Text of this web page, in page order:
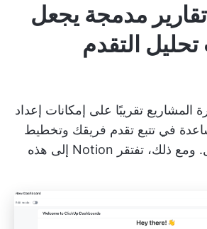
مدمجة يجعل
التقدم
المشاريع تقريبًا على إمكانات إعداد
في تتبع تقدم فريقك وتخطيط
الأمور بشكل أفضل. ومع ذلك، تفتقر Notion إلى هذه